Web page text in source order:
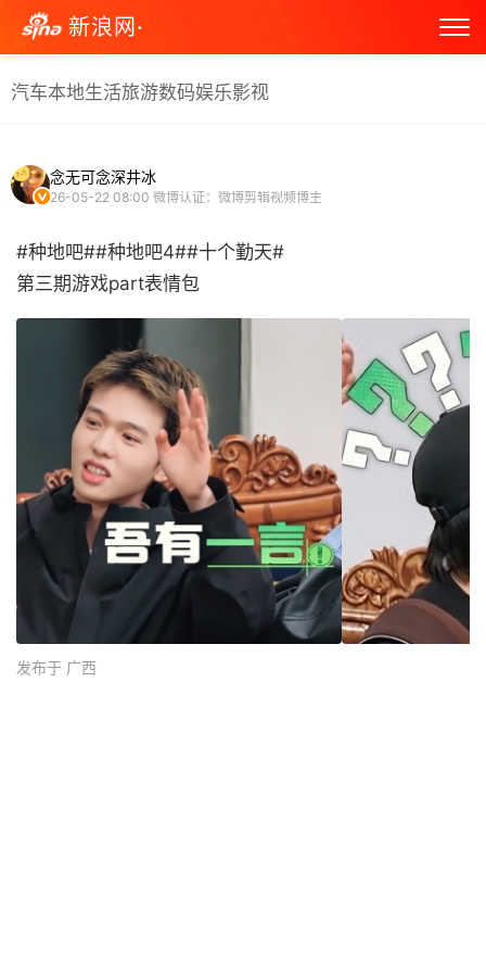
新浪网·
汽车本地生活旅游数码娱乐影视
念无可念深井冰
26-05-22 08:00 微博认证：微博剪辑视频博主
#种地吧##种地吧4##十个勤天#
第三期游戏part表情包 ​
发布于 广西